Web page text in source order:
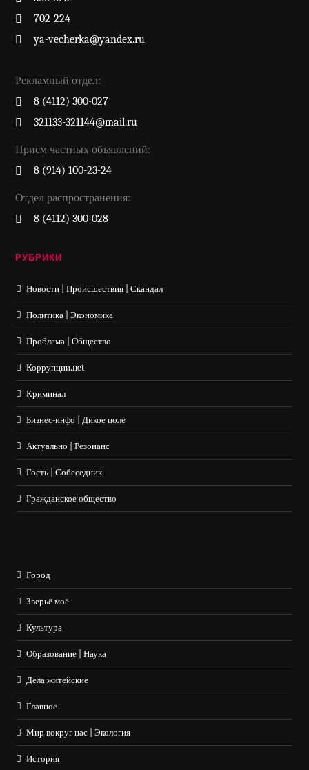
702-224
ya-vecherka@yandex.ru
Рекламный отдел:
8 (4112) 300-027
321133-321144@mail.ru
Прием частных объявлений:
8 (914) 100-23-24
Отдел распространения:
8 (4112) 300-028
РУБРИКИ
Новости | Происшествия | Скандал
Политика | Экономика
Проблема | Общество
Коррупции.net
Криминал
Бизнес-инфо | Дикое поле
Актуально | Резонанс
Гость | Собеседник
Гражданское общество
Город
Зверьё моё
Культура
Образование | Наука
Дела житейские
Главное
Мир вокруг нас | Экология
История